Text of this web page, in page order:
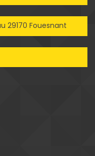
29170 Fouesnant